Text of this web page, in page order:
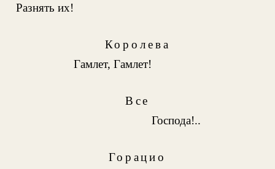
Разнять их!
Королева
Гамлет, Гамлет!
Все
Господа!..
Горацио